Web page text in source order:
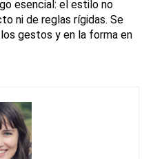
esencial: el estilo no
ni de reglas rígidas. Se
gestos y en la forma en